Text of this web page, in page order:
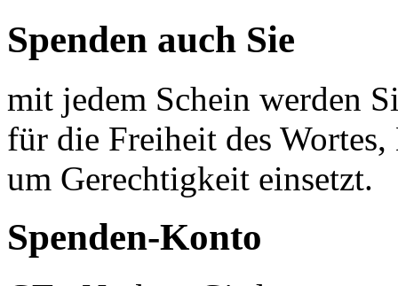
Spenden auch Sie
mit jedem Schein werden
für die Freiheit des
um Gerechtigkeit einsetzt.
Spenden-Konto